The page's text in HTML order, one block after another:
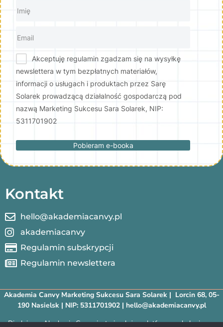
Akceptuję regulamin zgadzam się na wysyłkę
newslettera w tym bezpłatnych materiałów,
informacji o usługach i produktach przez Sarę
Solarek prowadzącą działalność gospodarczą pod
nazwą Marketing Sukcesu Sara Solarek, NIP:
5311701902
Pobieram e-booka
Kontakt
hello@akademiacanvy.pl
akademiacanvy
Regulamin subskrypcji
Regulamin newslettera
Akademia Canvy Marketing Sukcesu Sara Solarek | Lorcin 68, 05-
190 Nasielsk | NIP: 5311701902 | hello@akademiacanvy.pl
Disclaimer: Akademia Canvy jest niezależną platformą szkoleniową.